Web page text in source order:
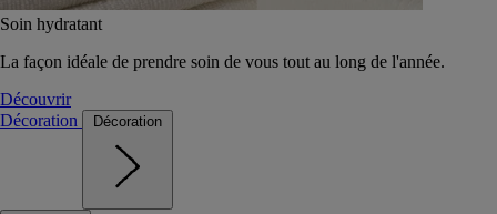
Soin hydratant
La façon idéale de prendre soin de vous tout au long de l'année.
Découvrir
Décoration
Décoration